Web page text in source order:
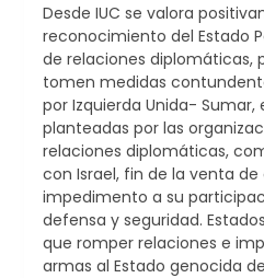
Desde IUC se valora
reconocimiento del Estado
de relaciones diplomáticas,
tomen medidas
por Izquierda Unida- Sumar,
planteadas por las
relaciones diplomáticas,
con Israel, fin de la venta de
impedimento a su
defensa y seguridad.
que romper relaciones e
armas al Estado genocida